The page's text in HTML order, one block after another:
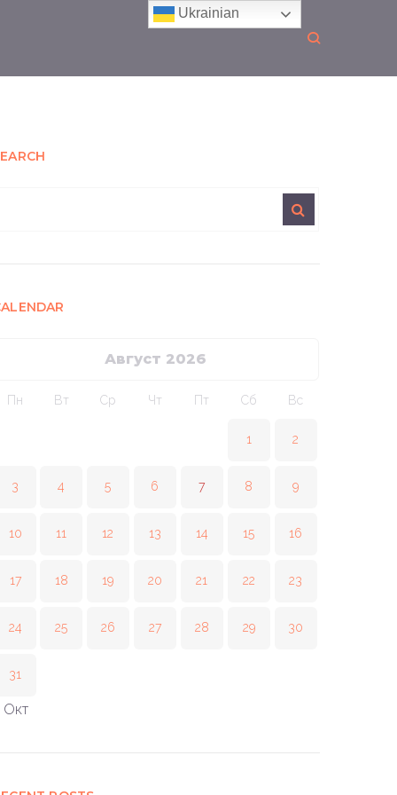
Август 2026
Пн Вт Ср Чт Пт Сб Вс
1 2
3 4 5 6 7 8 9
10 11 12 13 14 15 16
17 18 19 20 21 22 23
24 25 26 27 28 29 30
31
Окт
Ukrainian